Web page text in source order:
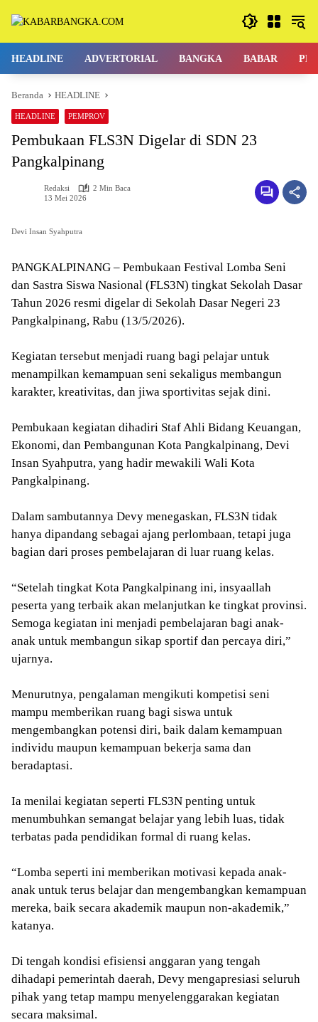
HEADLINE ADVERTORIAL BANGKA BABAR
Beranda HEADLINE
HEADLINE PEMPROV
Pembukaan FLS3N Digelar di SDN 23
Pangkalpinang
Redaksi
2 Min Baca
13 Mei 2026
Devi Insan Syahputra
PANGKALPINANG – Pembukaan Festival Lomba Seni
dan Sastra Siswa Nasional (FLS3N) tingkat Sekolah Dasar
Tahun 2026 resmi digelar di Sekolah Dasar Negeri 23
Pangkalpinang, Rabu (13/5/2026).
Kegiatan tersebut menjadi ruang bagi pelajar untuk
menampilkan kemampuan seni sekaligus membangun
karakter, kreativitas, dan jiwa sportivitas sejak dini.
Pembukaan kegiatan dihadiri Staf Ahli Bidang Keuangan,
Ekonomi, dan Pembangunan Kota Pangkalpinang, Devi
Insan Syahputra, yang hadir mewakili Wali Kota
Pangkalpinang.
Dalam sambutannya Devy menegaskan, FLS3N tidak
hanya dipandang sebagai ajang perlombaan, tetapi juga
bagian dari proses pembelajaran di luar ruang kelas.
“Setelah tingkat Kota Pangkalpinang ini, insyaallah
peserta yang terbaik akan melanjutkan ke tingkat provinsi.
Semoga kegiatan ini menjadi pembelajaran bagi anak-
anak untuk membangun sikap sportif dan percaya diri,”
ujarnya.
Menurutnya, pengalaman mengikuti kompetisi seni
mampu memberikan ruang bagi siswa untuk
mengembangkan potensi diri, baik dalam kemampuan
individu maupun kemampuan bekerja sama dan
beradaptasi.
Ia menilai kegiatan seperti FLS3N penting untuk
menumbuhkan semangat belajar yang lebih luas, tidak
terbatas pada pendidikan formal di ruang kelas.
“Lomba seperti ini memberikan motivasi kepada anak-
anak untuk terus belajar dan mengembangkan kemampuan
mereka, baik secara akademik maupun non-akademik,”
katanya.
Di tengah kondisi efisiensi anggaran yang tengah
dihadapi pemerintah daerah, Devy mengapresiasi seluruh
pihak yang tetap mampu menyelenggarakan kegiatan
secara maksimal.